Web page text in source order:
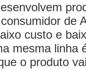
de
custo e
mesma linha
o produto